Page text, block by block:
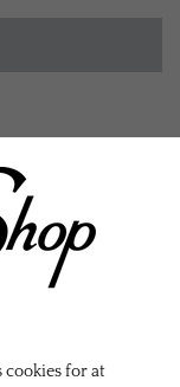
cookies for at